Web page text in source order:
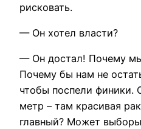
рисковать.
— Он хотел власти?
— Он достал! Почему
Почему бы нам не
чтобы поспели финики.
метр – там красивая
главный? Может